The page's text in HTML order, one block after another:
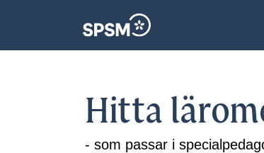
Hitta
- som passar i